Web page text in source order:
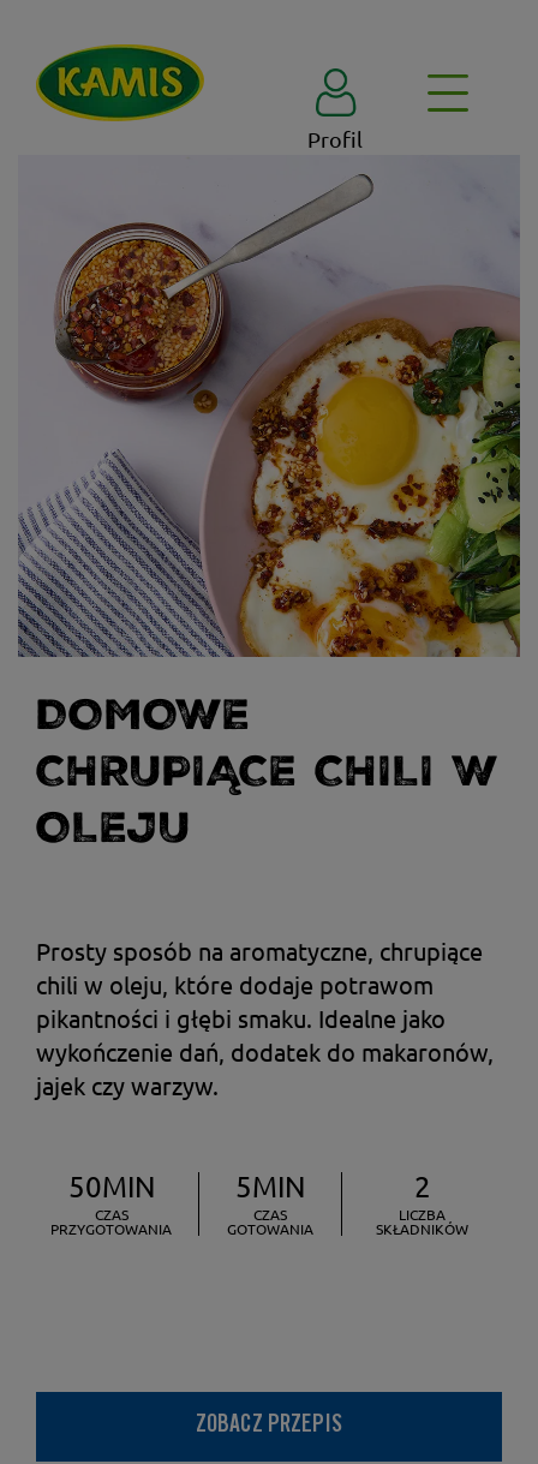
Profil
DOMOWE
CHRUPIĄCE CHILI W
OLEJU
Prosty sposób na aromatyczne, chrupiące
chili w oleju, które dodaje potrawom
pikantności i głębi smaku. Idealne jako
wykończenie dań, dodatek do makaronów,
jajek czy warzyw.
50MIN
CZAS
PRZYGOTOWANIA
5MIN
CZAS
GOTOWANIA
2
LICZBA
SKŁADNIKÓW
ZOBACZ PRZEPIS